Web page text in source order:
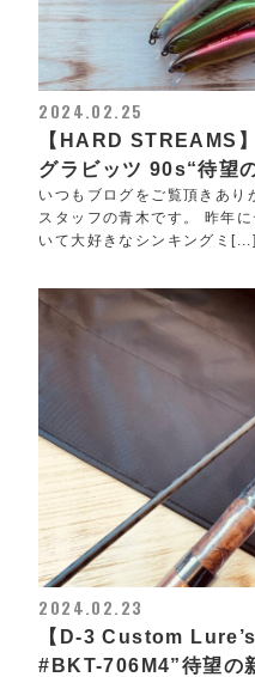
2024.02.25
【HARD STREAMS
グラビッツ 90s“待望
いつもブログをご覧頂きあり
スタッフの青木です。 昨年
いて大好きなシンキングミ[...]
2024.02.23
【D-3 Custom
#BKT-706M4”待望の